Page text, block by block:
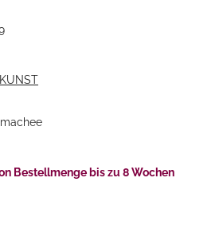
Bestellmenge bis zu 8 Wochen